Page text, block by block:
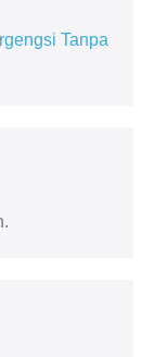
Tanpa